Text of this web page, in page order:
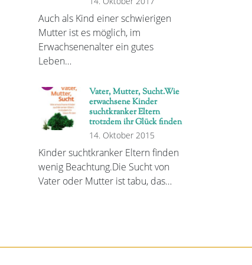
Auch als Kind einer schwierigen
Mutter ist es möglich, im
Erwachsenenalter ein gutes
Leben…
Vater, Mutter, Sucht.Wie
erwachsene Kinder
suchtkranker Eltern
trotzdem ihr Glück finden
14. Oktober 2015
Kinder suchtkranker Eltern finden
wenig Beachtung.Die Sucht von
Vater oder Mutter ist tabu, das…